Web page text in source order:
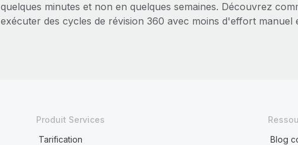
quelques minutes et non en quelques semaines. Découvrez
exécuter des cycles de révision 360 avec moins d'effort manuel
Produit Services
Tarification
Blog